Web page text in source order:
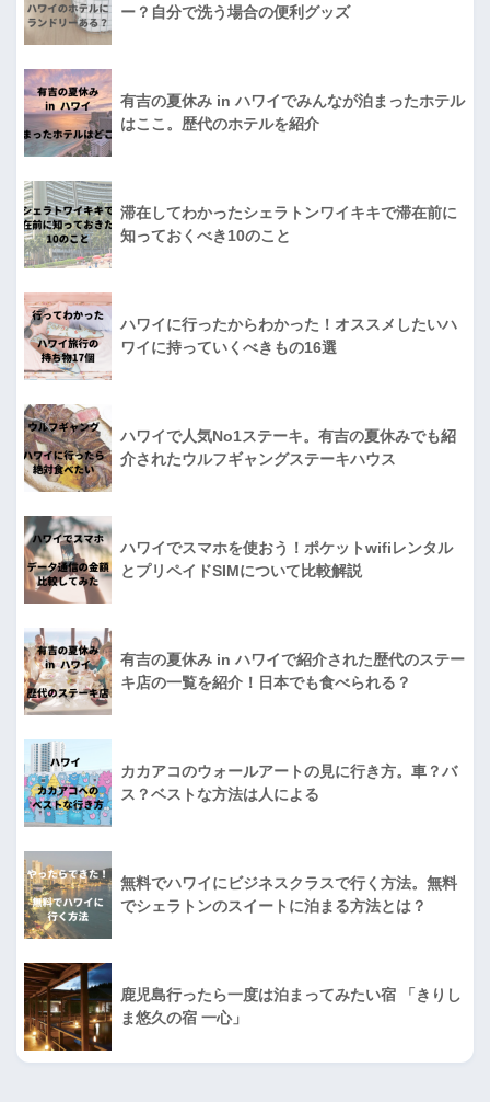
ー？自分で洗う場合の便利グッズ
有吉の夏休み in ハワイでみんなが泊まったホテル
はここ。歴代のホテルを紹介
滞在してわかったシェラトンワイキキで滞在前に
知っておくべき10のこと
ハワイに行ったからわかった！オススメしたいハ
ワイに持っていくべきもの16選
ハワイで人気No1ステーキ。有吉の夏休みでも紹
介されたウルフギャングステーキハウス
ハワイでスマホを使おう！ポケットwifiレンタル
とプリペイドSIMについて比較解説
有吉の夏休み in ハワイで紹介された歴代のステー
キ店の一覧を紹介！日本でも食べられる？
カカアコのウォールアートの見に行き方。車？バ
ス？ベストな方法は人による
無料でハワイにビジネスクラスで行く方法。無料
でシェラトンのスイートに泊まる方法とは？
鹿児島行ったら一度は泊まってみたい宿 「きりし
ま悠久の宿 一心」